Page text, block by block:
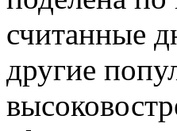
считанные
другие